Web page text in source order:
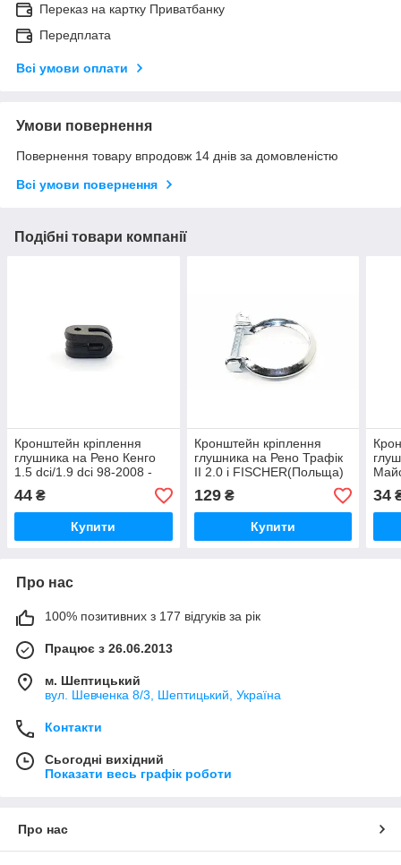
Переказ на картку Приватбанку
Передплата
Всі умови оплати
Умови повернення
Повернення товару впродовж 14 днів за домовленістю
Всі умови повернення
Подібні товари компанії
Кронштейн кріплення
глушника на Рено Кенго
1.5 dci/1.9 dci 98-2008 -
SASIC (Франція) 4001464
44 ₴
Купити
Кронштейн кріплення
глушника на Рено Трафік
II 2.0 i FISCHER(Польща)
934967
129₴
Купити
34
Про нас
100% позитивних з 177 відгуків за рік
Працює з 26.06.2013
м. Шептицький
вул. Шевченка 8/3, Шептицький, Україна
Контакти
Сьогодні вихідний
Показати весь графік роботи
Про нас